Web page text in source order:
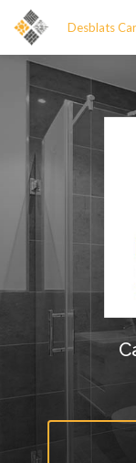
Aller
au
contenu
principal
Desblats